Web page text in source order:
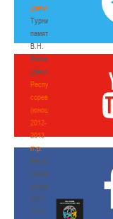
(девушки)
Турнир
памяти
В.Н.
Рыженкова
(девушки)
Республиканские
соревнования
(юноши)
2012-
2013
гг.р.
Республиканские
соревнования
(юноши)
2012-
2013